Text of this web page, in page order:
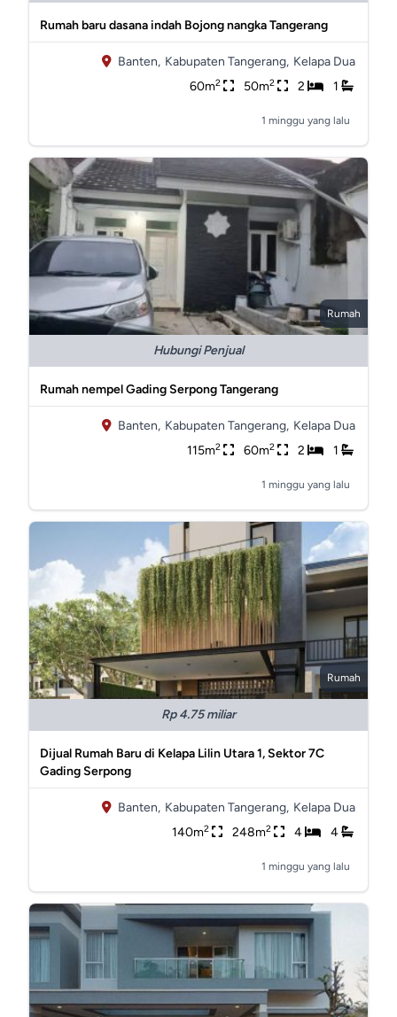
Rumah baru dasana indah Bojong nangka Tangerang
Banten, Kabupaten Tangerang, Kelapa Dua
60m2 50m2 2 1
1 minggu yang lalu
Rumah
Hubungi Penjual
Rumah nempel Gading Serpong Tangerang
Banten, Kabupaten Tangerang, Kelapa Dua
115m2 60m2 2 1
1 minggu yang lalu
Rumah
Rp 4.75 miliar
Dijual Rumah Baru di Kelapa Lilin Utara 1, Sektor 7C
Gading Serpong
Banten, Kabupaten Tangerang, Kelapa Dua
140m2 248m2 4 4
1 minggu yang lalu